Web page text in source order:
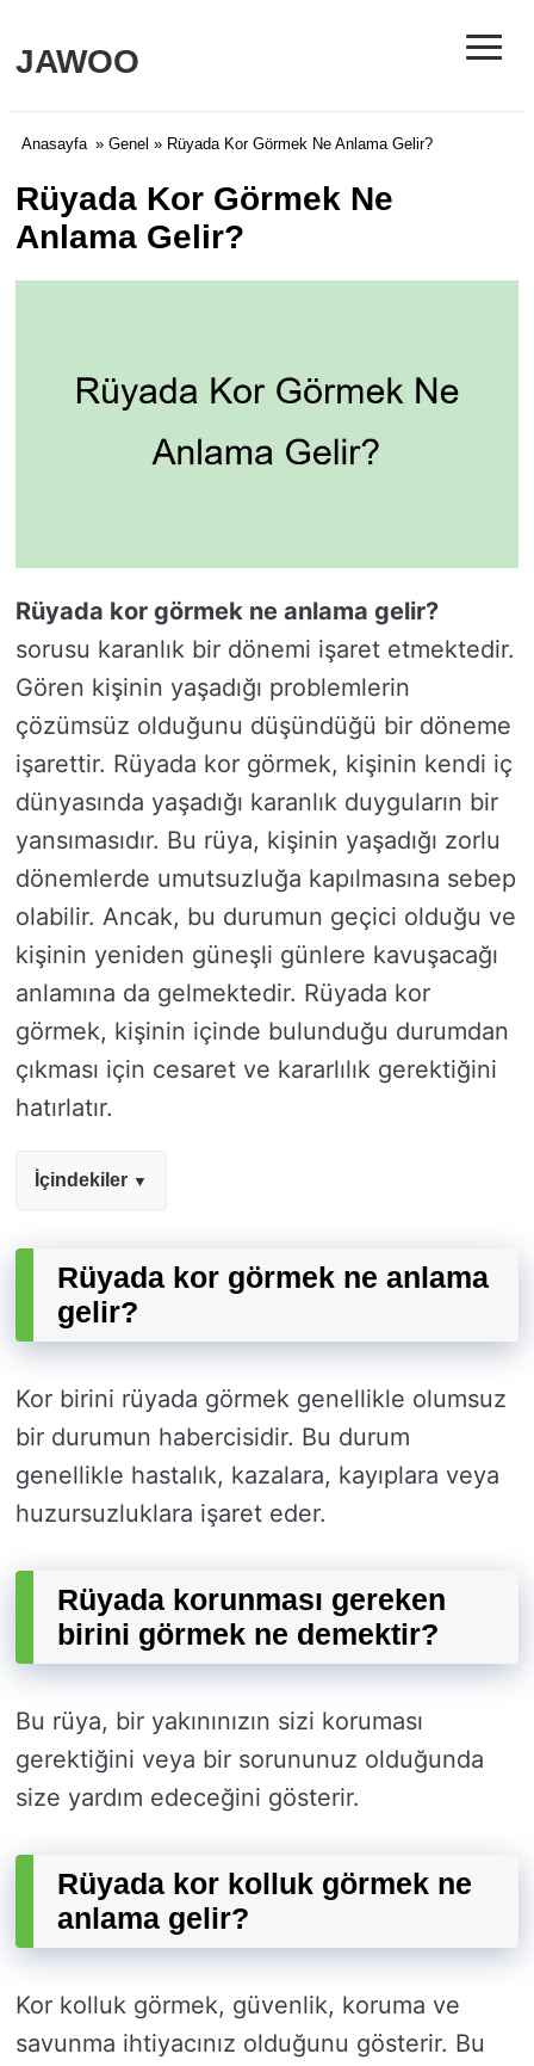
JAWOO ≡
Anasayfa » Genel » Rüyada Kor Görmek Ne Anlama Gelir?
Rüyada Kor Görmek Ne
Anlama Gelir?
Rüyada kor görmek ne anlama gelir?
sorusu karanlık bir dönemi işaret etmektedir.
Gören kişinin yaşadığı problemlerin
çözümsüz olduğunu düşündüğü bir döneme
işarettir. Rüyada kor görmek, kişinin kendi iç
dünyasında yaşadığı karanlık duyguların bir
yansımasıdır. Bu rüya, kişinin yaşadığı zorlu
dönemlerde umutsuzluğa kapılmasına sebep
olabilir. Ancak, bu durumun geçici olduğu ve
kişinin yeniden güneşli günlere kavuşacağı
anlamına da gelmektedir. Rüyada kor
görmek, kişinin içinde bulunduğu durumdan
çıkması için cesaret ve kararlılık gerektiğini
hatırlatır.
İçindekiler
Rüyada kor görmek ne anlama
gelir?
Kor birini rüyada görmek genellikle olumsuz
bir durumun habercisidir. Bu durum
genellikle hastalık, kazalara, kayıplara veya
huzursuzluklara işaret eder.
Rüyada korunması gereken
birini görmek ne demektir?
Bu rüya, bir yakınınızın sizi koruması
gerektiğini veya bir sorununuz olduğunda
size yardım edeceğini gösterir.
Rüyada kor kolluk görmek ne
anlama gelir?
Kor kolluk görmek, güvenlik, koruma ve
savunma ihtiyacınız olduğunu gösterir. Bu